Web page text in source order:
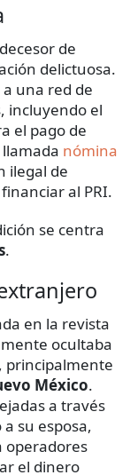
de
delictuosa.
una red de
incluyendo el
el pago de
nómina
ilegal de
al PRI.
se centra
.
en la revista
ocultaba
, principalmente
México.
a través
su esposa,
operadores
el dinero